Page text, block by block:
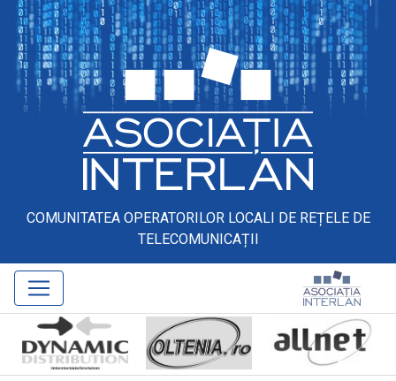
COMUNITATEA OPERATORILOR LOCALI DE REȚELE DE
TELECOMUNICAȚII